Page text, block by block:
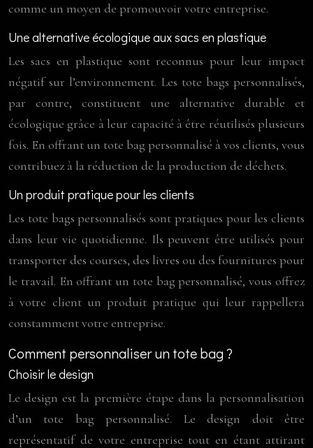
comme un moyen de promouvoir votre entreprise.
Une alternative écologique aux sacs en plastique
Les sacs en plastique sont reconnus pour leur impact
négatif sur l’environnement. Les tote bags personnalisés,
par contre, constituent une alternative durable et
écologique grâce à leur capacité à être réutilisés plusieurs
fois. En offrant un tote bag personnalisé à vos clients, vous
contribuez à la réduction de la production de déchets.
Un produit pratique pour les clients
Les tote bags personnalisés sont pratiques pour les clients
dans leur vie quotidienne. Ils peuvent être utilisés pour
transporter des courses, des livres ou des fournitures pour
le travail. En offrant un tote bag personnalisé, vous offrez
à votre client un produit pratique qui leur rappellera
constamment votre entreprise.
Comment personnaliser un tote bag ?
Choisir le design
Le design est la première étape dans la personnalisation
d’un tote bag personnalisé. Le design doit être
représentatif de votre entreprise tout en étant attirant